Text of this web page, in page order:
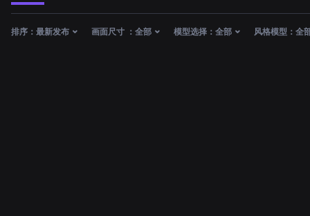
排序： 最新发布 画面尺寸 ： 全部 模型选择： 全部 风格模型： 全